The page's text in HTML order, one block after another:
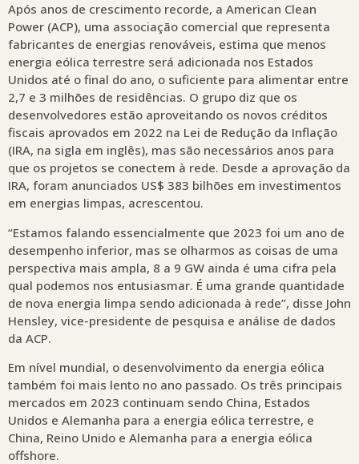
Após anos de crescimento recorde, a American Clean
Power (ACP), uma associação comercial que representa
fabricantes de energias renováveis, estima que menos
energia eólica terrestre será adicionada nos Estados
Unidos até o final do ano, o suficiente para alimentar entre
2,7 e 3 milhões de residências. O grupo diz que os
desenvolvedores estão aproveitando os novos créditos
fiscais aprovados em 2022 na Lei de Redução da Inflação
(IRA, na sigla em inglês), mas são necessários anos para
que os projetos se conectem à rede. Desde a aprovação da
IRA, foram anunciados US$ 383 bilhões em investimentos
em energias limpas, acrescentou.
“Estamos falando essencialmente que 2023 foi um ano de
desempenho inferior, mas se olharmos as coisas de uma
perspectiva mais ampla, 8 a 9 GW ainda é uma cifra pela
qual podemos nos entusiasmar. É uma grande quantidade
de nova energia limpa sendo adicionada à rede”, disse John
Hensley, vice-presidente de pesquisa e análise de dados
da ACP.
Em nível mundial, o desenvolvimento da energia eólica
também foi mais lento no ano passado. Os três principais
mercados em 2023 continuam sendo China, Estados
Unidos e Alemanha para a energia eólica terrestre, e
China, Reino Unido e Alemanha para a energia eólica
offshore.